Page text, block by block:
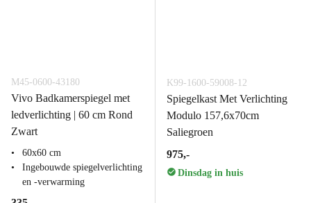
M45-0600-43180
Vivo Badkamerspiegel met
ledverlichting | 60 cm Rond
Zwart
60x60 cm
Ingebouwde spiegelverlichting
en -verwarming
K99-1600-59008-12
Spiegelkast Met Verlichting
Modulo 157,6x70cm
Saliegroen
975,-
Dinsdag in huis